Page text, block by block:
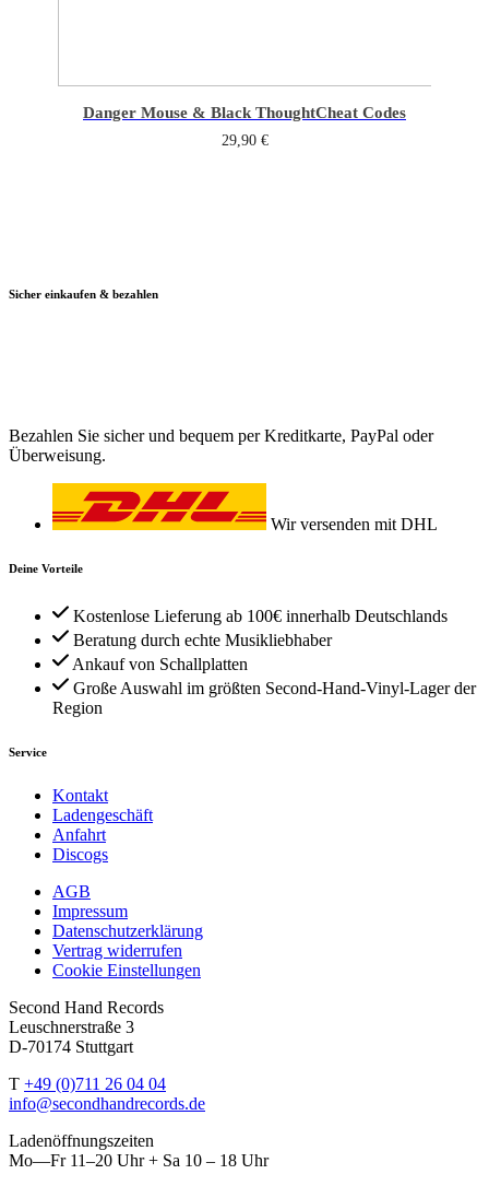
Danger Mouse & Black ThoughtCheat Codes
29,90 €
Sicher einkaufen & bezahlen
Bezahlen Sie sicher und bequem per Kreditkarte, PayPal oder
Überweisung.
Wir versenden mit DHL
Deine Vorteile
Kostenlose Lieferung ab 100€ innerhalb Deutschlands
Beratung durch echte Musikliebhaber
Ankauf von Schallplatten
Große Auswahl im größten Second-Hand-Vinyl-Lager der
Region
Service
Kontakt
Ladengeschäft
Anfahrt
Discogs
AGB
Impressum
Datenschutzerklärung
Vertrag widerrufen
Cookie Einstellungen
Second Hand Records
Leuschnerstraße 3
D-70174 Stuttgart
T +49 (0)711 26 04 04
info@secondhandrecords.de
Ladenöffnungszeiten
Mo—Fr 11–20 Uhr + Sa 10 – 18 Uhr